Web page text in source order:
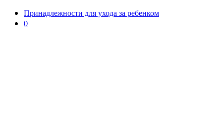
Принадлежности для ухода за ребенком
0